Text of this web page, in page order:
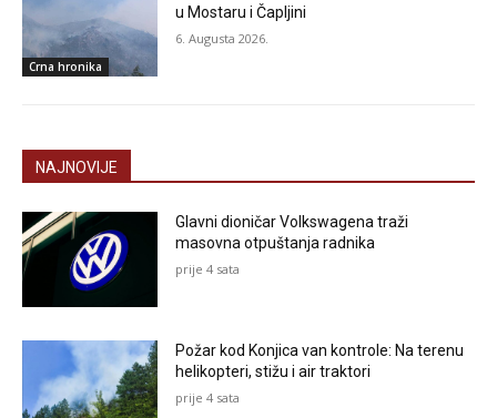
Crna hronika
u Mostaru i Čapljini
6. Augusta 2026.
NAJNOVIJE
Glavni dioničar Volkswagena traži
masovna otpuštanja radnika
prije 4 sata
Požar kod Konjica van kontrole: Na terenu
helikopteri, stižu i air traktori
prije 4 sata